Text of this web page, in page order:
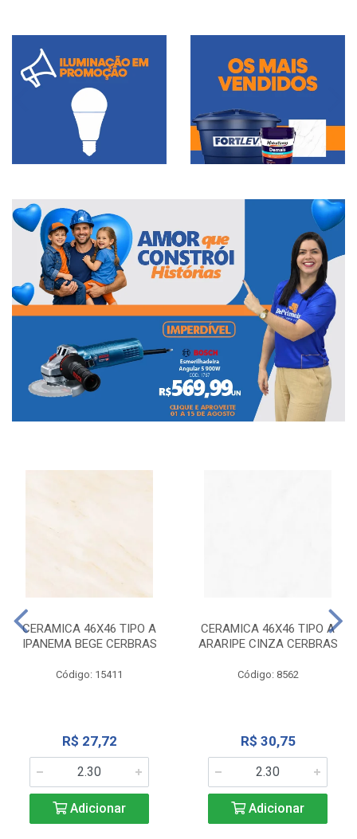
CERAMICA 46X46 TIPO A
IPANEMA BEGE CERBRAS
Código: 15411
R$ 27,72
Adicionar
CERAMICA 46X46 TIPO A
ARARIPE CINZA CERBRAS
Código: 8562
R$ 30,75
Adicionar